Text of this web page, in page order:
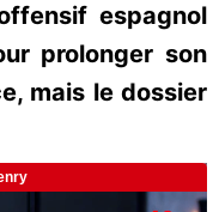
espagnol
prolonger son
mais le dossier